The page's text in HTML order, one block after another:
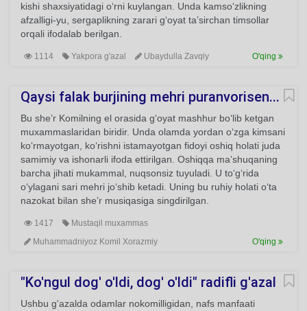
kishi shaxsiyatidagi o‘rni kuylangan. Unda kamso‘zlikning
afzalligi-yu, sergaplikning zarari g‘oyat ta’sirchan timsollar
orqali ifodalab berilgan.
1114 Yakpora g'azal Ubaydulla Zavqiy O'qing
Qaysi falak burjining mehri puranvorisen...
Bu she’r Komilning el orasida g‘oyat mashhur bo‘lib ketgan
muxammaslaridan biridir. Unda olamda yordan o‘zga kimsani
ko‘rmayotgan, ko‘rishni istamayotgan fidoyi oshiq holati juda
samimiy va ishonarli ifoda ettirilgan. Oshiqqa ma’shuqaning
barcha jihati mukammal, nuqsonsiz tuyuladi. U to‘g‘rida
o‘ylagani sari mehri jo‘shib ketadi. Uning bu ruhiy holati o‘ta
nazokat bilan she’r musiqasiga singdirilgan.
1417
Mustaqil muxammas
Muhammadniyoz Komil Xorazmiy
O'qing
"Ko'ngul dog' o'ldi, dog' o'ldi" radifli g'azal
Ushbu g'azalda odamlar nokomilligidan, nafs manfaati